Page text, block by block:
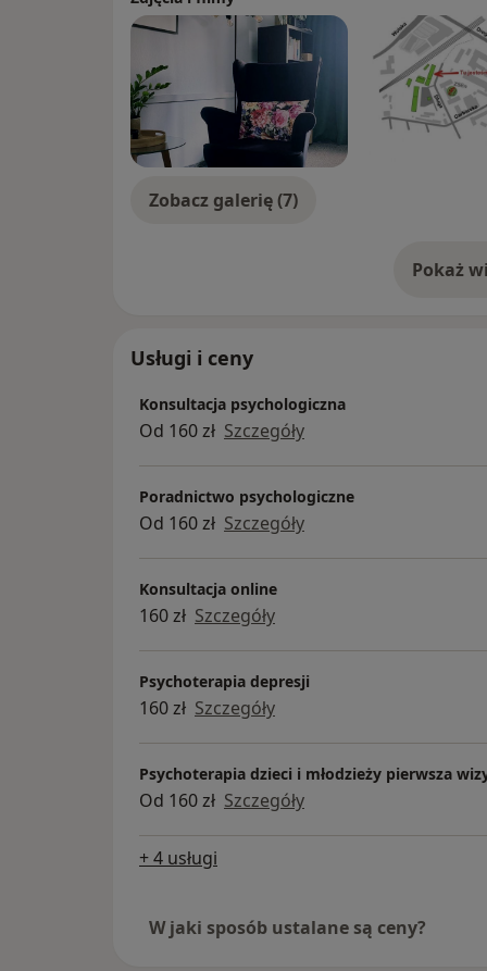
Zobacz galerię (7)
Pokażo
Usługi i ceny
Konsultacja psychologiczna
Od 160 zł Szczegóły
Poradnictwo psychologiczne
Od 160 zł Szczegóły
Konsultacja online
160 zł Szczegóły
Psychoterapia depresji
160 zł Szczegóły
Psychoterapia dzieci i młodzieży pierwsza
Od 160 zł Szczegóły
+ 4 usługi
W jaki sposób ustalane są ceny?